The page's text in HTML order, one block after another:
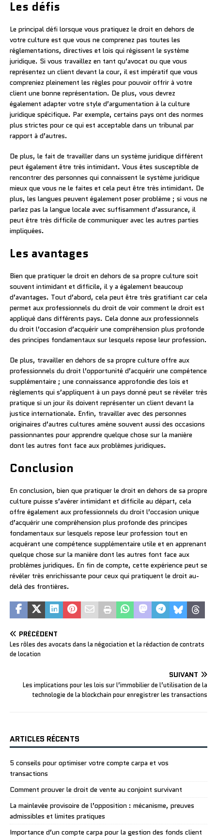
Les défis
Le principal défi lorsque vous pratiquez le droit en dehors de
votre culture est que vous ne comprenez pas toutes les
réglementations, directives et lois qui régissent le système
juridique. Si vous travaillez en tant qu’avocat ou que vous
représentez un client devant la cour, il est impératif que vous
compreniez pleinement les règles pour pouvoir offrir à votre
client une bonne représentation. De plus, vous devrez
également adapter votre style d’argumentation à la culture
juridique spécifique. Par exemple, certains pays ont des normes
plus strictes pour ce qui est acceptable dans un tribunal par
rapport à d’autres.
De plus, le fait de travailler dans un système juridique différent
peut également être très intimidant. Vous êtes susceptible de
rencontrer des personnes qui connaissent le système juridique
mieux que vous ne le faites et cela peut être très intimidant. De
plus, les langues peuvent également poser problème ; si vous ne
parlez pas la langue locale avec suffisamment d’assurance, il
peut être très difficile de communiquer avec les autres parties
impliquées.
Les avantages
Bien que pratiquer le droit en dehors de sa propre culture soit
souvent intimidant et difficile, il y a également beaucoup
d’avantages. Tout d’abord, cela peut être très gratifiant car cela
permet aux professionnels du droit de voir comment le droit est
appliqué dans différents pays. Cela donne aux professionnels
du droit l’occasion d’acquérir une compréhension plus profonde
des principes fondamentaux sur lesquels repose leur profession.
De plus, travailler en dehors de sa propre culture offre aux
professionnels du droit l’opportunité d’acquérir une compétence
supplémentaire ; une connaissance approfondie des lois et
règlements qui s’appliquent à un pays donné peut se révéler très
pratique si un jour ils doivent représenter un client devant la
justice internationale. Enfin, travailler avec des personnes
originaires d’autres cultures amène souvent aussi des occasions
passionnantes pour apprendre quelque chose sur la manière
dont les autres font face aux problèmes juridiques.
Conclusion
En conclusion, bien que pratiquer le droit en dehors de sa propre
culture puisse s’avérer intimidant et difficile au départ, cela
offre également aux professionnels du droit l’occasion unique
d’acquérir une compréhension plus profonde des principes
fondamentaux sur lesquels repose leur profession tout en
acquérant une compétence supplémentaire utile et en apprenant
quelque chose sur la manière dont les autres font face aux
problèmes juridiques. En fin de compte, cette expérience peut se
révéler très enrichissante pour ceux qui pratiquent le droit au-
delà des frontières.
PRÉCÉDENT
Les rôles des avocats dans la négociation et la rédaction de contrats
de location
SUIVANT
Les implications pour les lois sur l’immobilier de l’utilisation de la
technologie de la blockchain pour enregistrer les transactions
ARTICLES RÉCENTS
5 conseils pour optimiser votre compte carpa et vos
transactions
Comment prouver le droit de vente au conjoint survivant
La mainlevée provisoire de l’opposition : mécanisme, preuves
admissibles et limites pratiques
Importance d’un compte carpa pour la gestion des fonds client